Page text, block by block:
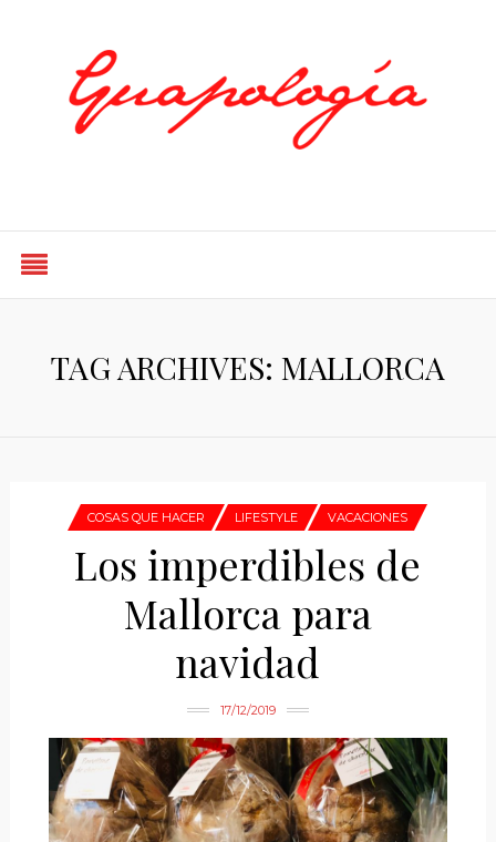
TAG ARCHIVES: MALLORCA
COSAS QUE HACER LIFESTYLE VACACIONES
Los imperdibles de
Mallorca para
navidad
17/12/2019